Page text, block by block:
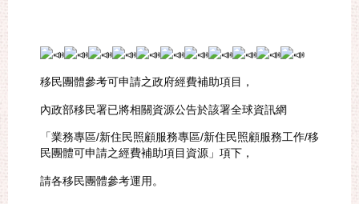
移民團體參考可申請之政府經費補助項目，
內政部移民署已將相關資源公告於該署全球資訊網
「業務專區/新住民照顧服務專區/新住民照顧服務工作/移
民團體可申請之經費補助項目資源」項下，
請各移民團體參考運用。